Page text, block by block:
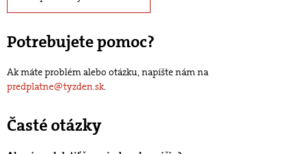
Potrebujete pomoc?
Ak máte problém alebo otázku, napíšte nám na
predplatne@tyzden.sk.
Časté otázky